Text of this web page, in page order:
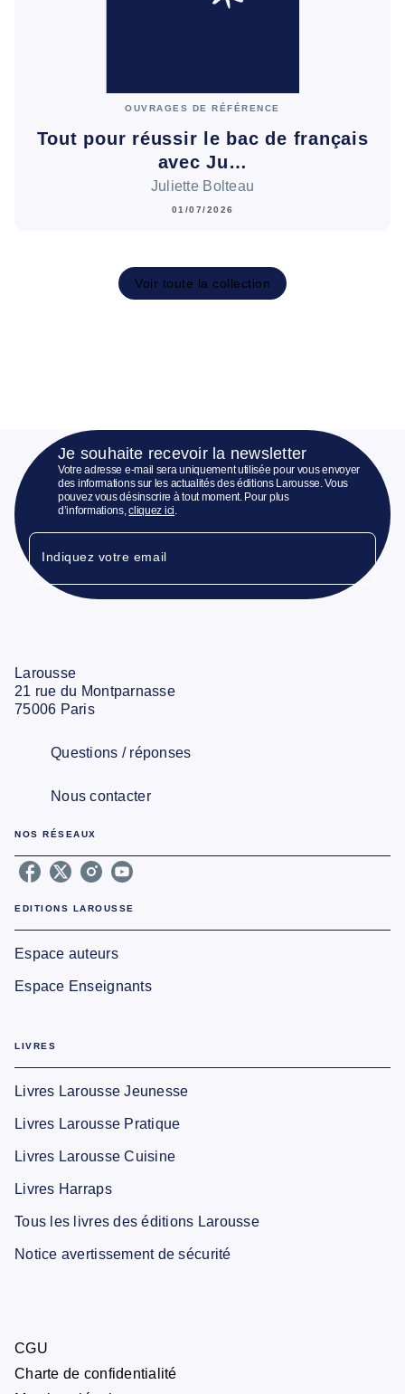
OUVRAGES DE RÉFÉRENCE
Tout pour réussir le bac de français
avec Ju…
Juliette Bolteau
01/07/2026
Voir toute la collection
Je souhaite recevoir la newsletter
Votre adresse e-mail sera uniquement utilisée pour vous envoyer
des informations sur les actualités des éditions Larousse. Vous
pouvez vous désinscrire à tout moment. Pour plus
d’informations,cliquez ici.
Indiquez votre email
Larousse
21 rue du Montparnasse
75006 Paris
Questions / réponses
Nous contacter
NOS RÉSEAUX
EDITIONS LAROUSSE
Espace auteurs
Espace Enseignants
LIVRES
Livres Larousse Jeunesse
Livres Larousse Pratique
Livres Larousse Cuisine
Livres Harraps
Tous les livres des éditions Larousse
Notice avertissement de sécurité
CGU
Charte de confidentialité